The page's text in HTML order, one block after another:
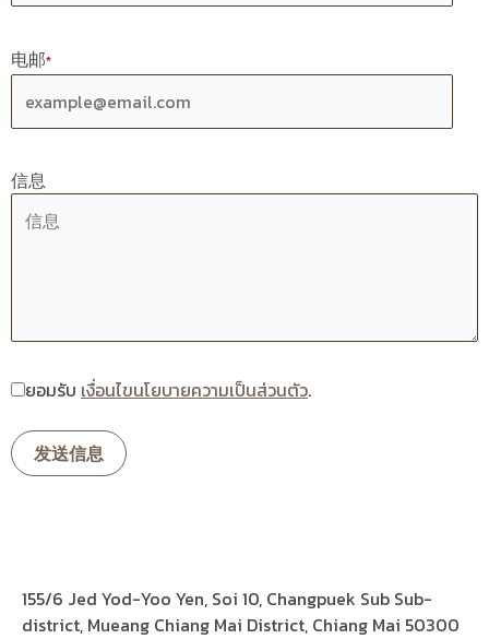
电邮*
信息
ยอมรับ เงื่อนไขนโยบายความเป็นส่วนตัว.
155/6 Jed Yod-Yoo Yen, Soi 10, Changpuek Sub Sub-
district, Mueang Chiang Mai District, Chiang Mai 50300